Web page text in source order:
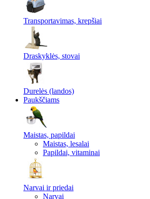
Transportavimas, krepšiai
Draskyklės, stovai
Durelės (landos)
Paukščiams
Maistas, papildai
Maistas, lesalai
Papildai, vitaminai
Narvai ir priedai
Narvai